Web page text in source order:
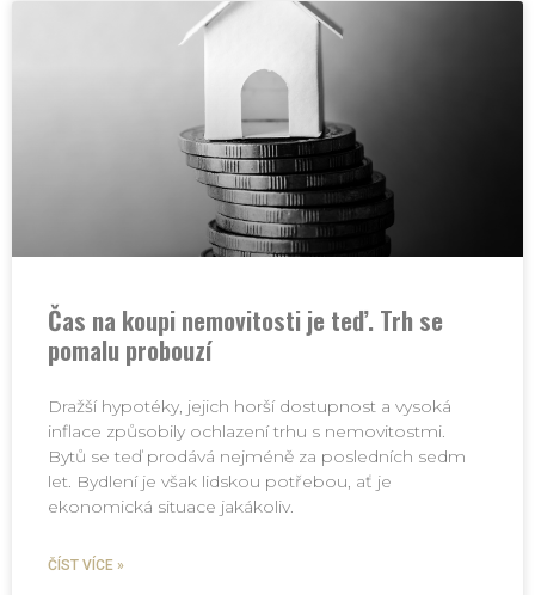
Čas na koupi nemovitosti je teď. Trh se
pomalu probouzí
Dražší hypotéky, jejich horší dostupnost a vysoká
inflace způsobily ochlazení trhu s nemovitostmi.
Bytů se teď prodává nejméně za posledních sedm
let. Bydlení je však lidskou potřebou, ať je
ekonomická situace jakákoliv.
ČÍST VÍCE »